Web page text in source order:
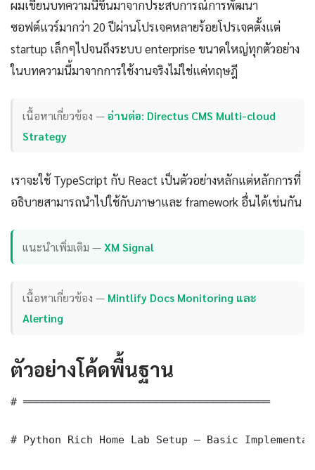
ผมเขียนบทความนี้ขึ้นมาจากประสบการณ์การพัฒนา
ซอฟต์แวร์มากว่า 20 ปีผ่านโปรเจคหลายร้อยโปรเจคตั้งแต่
startup เล็กๆไปจนถึงระบบ enterprise ขนาดใหญ่ทุกตัวอย่าง
ในบทความนี้มาจากการใช้งานจริงไม่ใช่แค่ทฤษฎี
เนื้อหาเกี่ยวข้อง —อ่านต่อ: Directus CMS Multi-cloud
Strategy
เราจะใช้ TypeScript กับ React เป็นตัวอย่างหลักแต่หลักการที่
อธิบายสามารถนำไปใช้กับภาษาและ framework อื่นได้เช่นกัน
แนะนำเพิ่มเติม —XM Signal
เนื้อหาเกี่ยวข้อง — Mintlify Docs Monitoring และ
Alerting
ตัวอย่างโค้ดพื้นฐาน
# ═══════════════════════════════════════
# Python Rich Home Lab Setup — Basic